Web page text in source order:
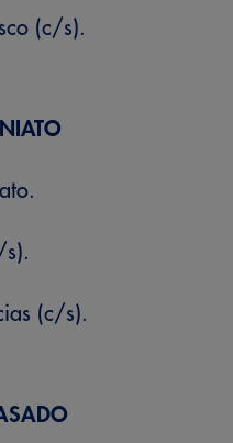
(c/s).
(c/s).